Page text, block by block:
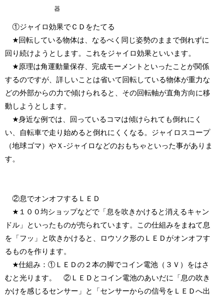
器
①ジャイロ効果でＣＤをたてる
★回転している物体は、なるべく同じ姿勢のままで倒れずに
回り続けようとします。これをジャイロ効果といいます。
★原理は角運動量保存、完成モーメントといったことが関係
するのですが、詳しいことは省いて回転している物体が重力な
どの外部からの力で傾けられると、その回転軸が直角方向に移
動しようとします。
★身近な例では、回っているコマは傾けられても倒れにく
い、自転車で走り始めると倒れにくくなる。ジャイロスコープ
（地球ゴマ）やＸ-ジャイロなどのおもちゃといった事がありま
す。
②息でオンオフするＬＥＤ
★１００均ショップなどで「息を吹きかけると消えるキャン
ドル」といったものが売られています。この仕組みをまねて息
を「フッ」と吹きかけると、ロウソク形のＬＥＤがオンオフす
るものを作ります。
★仕組み：①ＬＥＤの２本の脚でコイン電池（３Ｖ）をはさ
むと光ります。 ②ＬＥＤとコイン電池のあいだに「息の吹き
かけを感じるセンサー」と「センサーからの信号をＬＥＤへ出